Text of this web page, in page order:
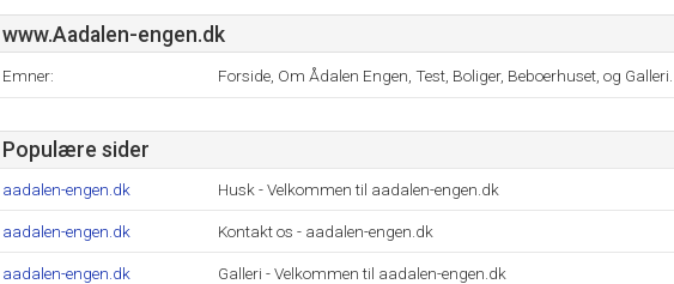
www.Aadalen-engen.dk
Emner: Forside, Om Ådalen Engen, Test, Boliger, Beboerhuset, og Galleri.
Populære sider
aadalen-engen.dk Husk - Velkommen til aadalen-engen.dk
aadalen-engen.dk Kontakt os - aadalen-engen.dk
aadalen-engen.dk Galleri - Velkommen til aadalen-engen.dk